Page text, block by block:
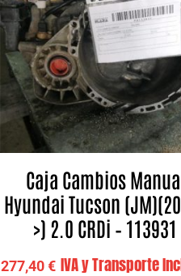
Caja Cambios
Hyundai Tucson
>) 2.0 CRDi – 113931
277,40€ IVA y Transporte